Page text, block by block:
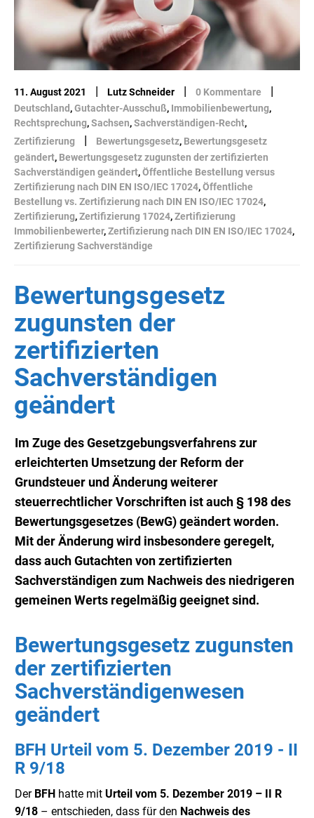
11. August 2021 | Lutz Schneider | 0 Kommentare |
Deutschland ,Gutachter-Ausschuß, Immobilienbewertung,
Rechtsprechung,Sachsen,Sachverständigen-Recht,
Zertifizierung
| Bewertungsgesetz, Bewertungsgesetz
geändert, Bewertungsgesetz zugunsten der zertifizierten
Sachverständigen geändert,Öffentliche Bestellung versus
Zertifizierung nach DIN EN ISO/IEC 17024,Öffentliche
Bestellung vs. Zertifizierung nach DIN EN ISO/IEC 17024,
Zertifizierung,Zertifizierung 17024,Zertifizierung
Immobilienbewerter,Zertifizierung nach DIN EN ISO/IEC 17024,
Zertifizierung Sachverständige
Bewertungsgesetz
zugunsten der
zertifizierten
Sachverständigen
geändert
Im Zuge des Gesetzgebungsverfahrens zur
erleichterten Umsetzung der Reform der
Grundsteuer und Änderung weiterer
steuerrechtlicher Vorschriften ist auch § 198 des
Bewertungsgesetzes (BewG) geändert worden.
Mit der Änderung wird insbesondere geregelt,
dass auch Gutachten von zertifizierten
Sachverständigen zum Nachweis des niedrigeren
gemeinen Werts regelmäßig geeignet sind.
Bewertungsgesetz zugunsten
der zertifizierten
Sachverständigenwesen
geändert
BFH Urteil vom 5. Dezember 2019 - II
R 9/18
Der BFH hatte mit Urteil vom 5. Dezember 2019 – II R
9/18 – entschieden, dass für den Nachweis des